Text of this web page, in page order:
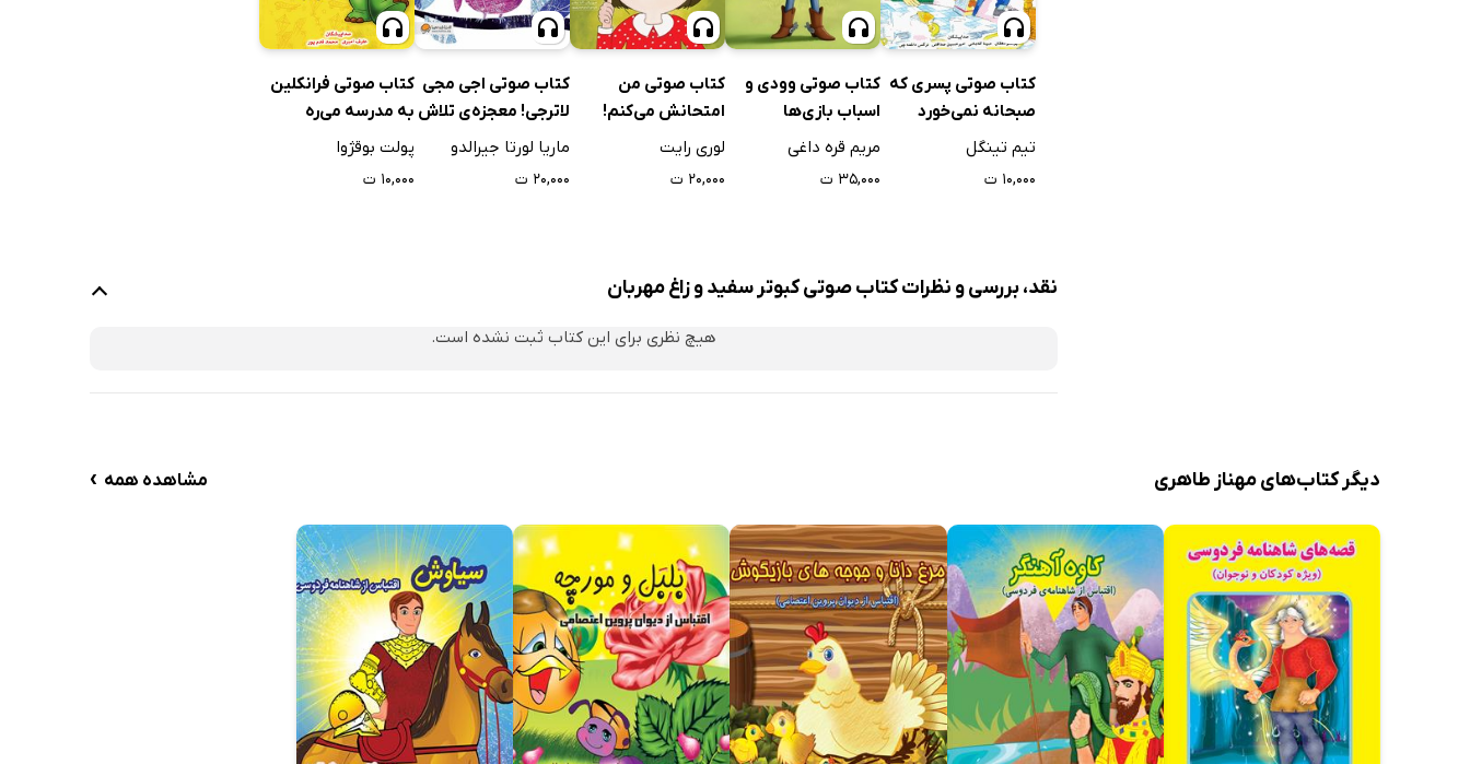
کتاب صوتی پسری که
صبحانه نمی‌خورد
تیم تینگل
۱۰,۰۰۰ ت
کتاب صوتی وودی و
اسباب بازی‌ها
مریم قره داغی
۳۵,۰۰۰ ت
کتاب صوتی من
امتحانش می‌کنم!
لوری رایت
۲۰,۰۰۰ ت
کتاب صوتی اجی مجی
لاترجی! معجزه‌ی تلاش
ماریا لورتا جیرالدو
۲۰,۰۰۰ ت
کتاب صوتی فرانکلین
به مدرسه می‌ره
پولت بوقژوا
۱۰,۰۰۰ ت
نقد، بررسی و نظرات کتاب صوتی کبوتر سفید و زاغ مهربان
هیچ نظری برای این کتاب ثبت نشده است.
دیگر کتاب‌های مهناز طاهری مشاهده همه ›